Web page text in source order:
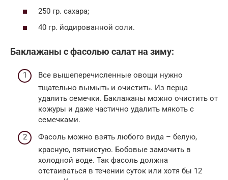
250 гр. сахара;
40 гр. йодированной соли.
Баклажаны с фасолью салат на зиму:
Все вышеперечисленные овощи нужно
тщательно вымыть и очистить. Из перца
удалить семечки. Баклажаны можно очистить от
кожуры и даже частично удалить мякоть с
семечками.
Фасоль можно взять любого вида – белую,
красную, пятнистую. Бобовые замочить в
холодной воде. Так фасоль должна
отстаиваться в течении суток или хотя бы 12